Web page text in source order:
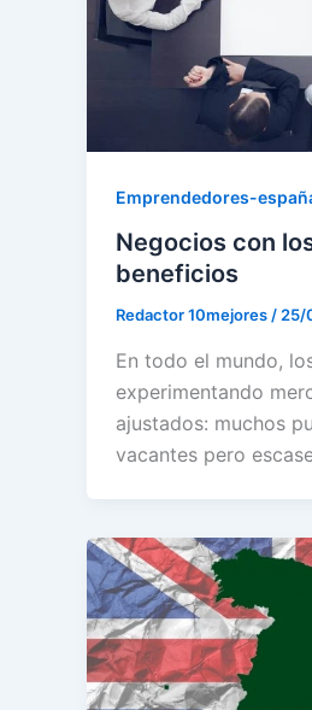
Emprendedores-
Negocios con
beneficios
Redactor 10mejores/25/
En todo el mundo,
experimentando
ajustados: muchos
vacantes pero